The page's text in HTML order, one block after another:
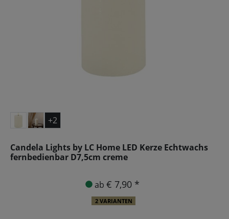
+2
Candela Lights by LC Home LED Kerze Echtwachs
fernbedienbar D7,5cm creme
ab € 7,90 *
2 VARIANTEN